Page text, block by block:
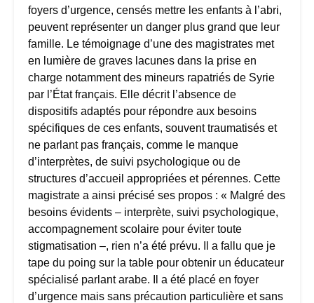
foyers d’urgence, censés mettre les enfants à l’abri,
peuvent représenter un danger plus grand que leur
famille. Le témoignage d’une des magistrates met
en lumière de graves lacunes dans la prise en
charge notamment des mineurs rapatriés de Syrie
par l’État français. Elle décrit l’absence de
dispositifs adaptés pour répondre aux besoins
spécifiques de ces enfants, souvent traumatisés et
ne parlant pas français, comme le manque
d’interprètes, de suivi psychologique ou de
structures d’accueil appropriées et pérennes. Cette
magistrate a ainsi précisé ses propos : « Malgré des
besoins évidents – interprète, suivi psychologique,
accompagnement scolaire pour éviter toute
stigmatisation –, rien n’a été prévu. Il a fallu que je
tape du poing sur la table pour obtenir un éducateur
spécialisé parlant arabe. Il a été placé en foyer
d’urgence mais sans précaution particulière et sans